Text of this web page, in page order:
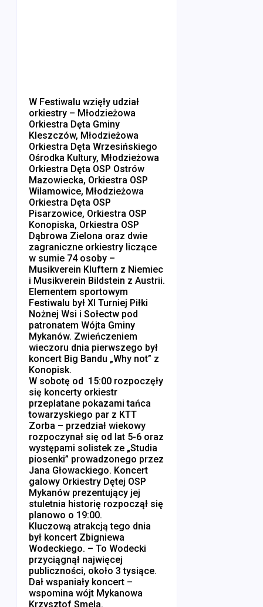
W Festiwalu wzięły udział
orkiestry – Młodzieżowa
Orkiestra Dęta Gminy
Kleszczów, Młodzieżowa
Orkiestra Dęta Wrzesińskiego
Ośrodka Kultury, Młodzieżowa
Orkiestra Dęta OSP Ostrów
Mazowiecka, Orkiestra OSP
Wilamowice, Młodzieżowa
Orkiestra Dęta OSP
Pisarzowice, Orkiestra OSP
Konopiska, Orkiestra OSP
Dąbrowa Zielona oraz dwie
zagraniczne orkiestry liczące
w sumie 74 osoby –
Musikverein Kluftern z Niemiec
i Musikverein Bildstein z Austrii.
Elementem sportowym
Festiwalu był XI Turniej Piłki
Nożnej Wsi i Sołectw pod
patronatem Wójta Gminy
Mykanów. Zwieńczeniem
wieczoru dnia pierwszego był
koncert Big Bandu „Why not” z
Konopisk.
W sobotę od 15:00 rozpoczęły
się koncerty orkiestr
przeplatane pokazami tańca
towarzyskiego par z KTT
Zorba – przedział wiekowy
rozpoczynał się od lat 5-6 oraz
występami solistek ze „Studia
piosenki” prowadzonego przez
Jana Głowackiego. Koncert
galowy Orkiestry Dętej OSP
Mykanów prezentujący jej
stuletnia historię rozpoczął się
planowo o 19:00.
Kluczową atrakcją tego dnia
był koncert Zbigniewa
Wodeckiego. – To Wodecki
przyciągnął najwięcej
publiczności, około 3 tysiące.
Dał wspaniały koncert –
wspomina wójt Mykanowa
Krzysztof Smela.